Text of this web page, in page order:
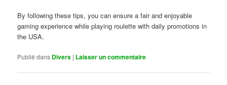
By following these tips, you can ensure a fair and enjoyable
gaming experience while playing roulette with daily promotions in
the USA.
Publié dans Divers | Laisser un commentaire